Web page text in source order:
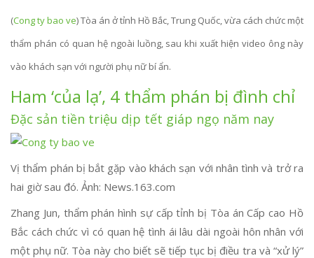
(Cong ty bao ve) Tòa án ở tỉnh Hồ Bắc, Trung Quốc, vừa cách chức một
thẩm phán có quan hệ ngoài luồng, sau khi xuất hiện video ông này
vào khách sạn với người phụ nữ bí ẩn.
Ham ‘của lạ’, 4 thẩm phán bị đình chỉ
Đặc sản tiền triệu dịp tết giáp ngọ năm nay
Vị thẩm phán bị bắt gặp vào khách sạn với nhân tình và trở ra
hai giờ sau đó. Ảnh: News.163.com
Zhang Jun, thẩm phán hình sự cấp tỉnh bị Tòa án Cấp cao Hồ
Bắc cách chức vì có quan hệ tình ái lâu dài ngoài hôn nhân với
một phụ nữ. Tòa này cho biết sẽ tiếp tục bị điều tra và “xử lý”